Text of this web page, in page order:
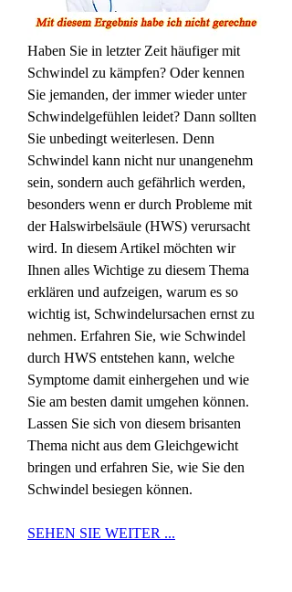
Haben Sie in letzter Zeit häufiger mit
Schwindel zu kämpfen? Oder kennen
Sie jemanden, der immer wieder unter
Schwindelgefühlen leidet? Dann sollten
Sie unbedingt weiterlesen. Denn
Schwindel kann nicht nur unangenehm
sein, sondern auch gefährlich werden,
besonders wenn er durch Probleme mit
der Halswirbelsäule (HWS) verursacht
wird. In diesem Artikel möchten wir
Ihnen alles Wichtige zu diesem Thema
erklären und aufzeigen, warum es so
wichtig ist, Schwindelursachen ernst zu
nehmen. Erfahren Sie, wie Schwindel
durch HWS entstehen kann, welche
Symptome damit einhergehen und wie
Sie am besten damit umgehen können.
Lassen Sie sich von diesem brisanten
Thema nicht aus dem Gleichgewicht
bringen und erfahren Sie, wie Sie den
Schwindel besiegen können.
SEHEN SIE WEITER ...